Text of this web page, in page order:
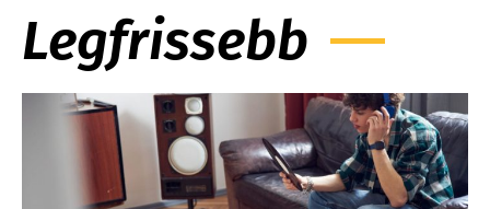
Legfrissebb